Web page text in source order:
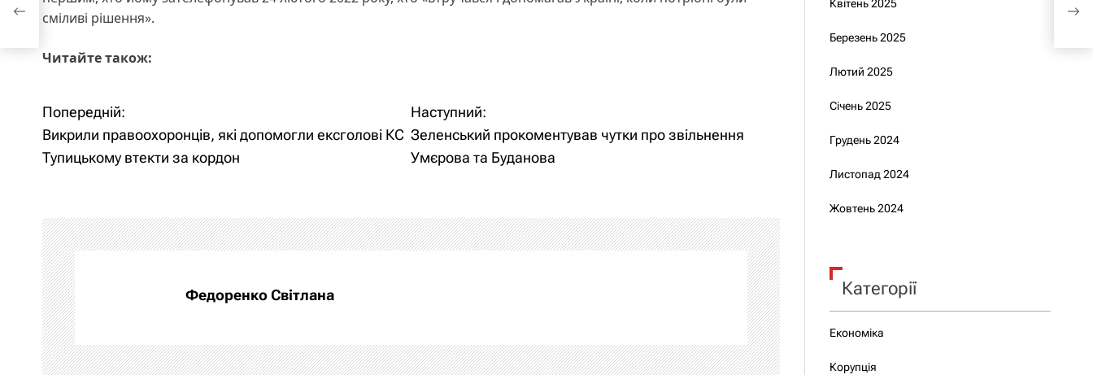
сміливі рішення».
Читайте також:
Н
а
і
г
а
ц
і
Попередній:
Викрили правоохоронців, які допомогли ексголові КС
Тупицькому втекти за кордон
Наступний:
Зеленський прокоментував чутки про звільнення
Умєрова та Буданова
Федоренко Світлана
Квітень 2025
Березень 2025
Лютий 2025
Січень 2025
Грудень 2024
Листопад 2024
Жовтень 2024
Категорії
Економіка
Корупція
про